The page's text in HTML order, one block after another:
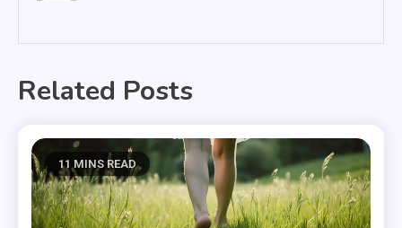
Related Posts
11 MINS READ